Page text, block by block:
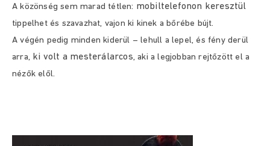
A közönség sem marad tétlen: mobiltelefonon keresztül
tippelhet és szavazhat, vajon ki kinek a bőrébe bújt.
A végén pedig minden kiderül – lehull a lepel, és fény derül
arra, ki volt a mesterálarcos, aki a legjobban rejtőzött el a
nézők elől.